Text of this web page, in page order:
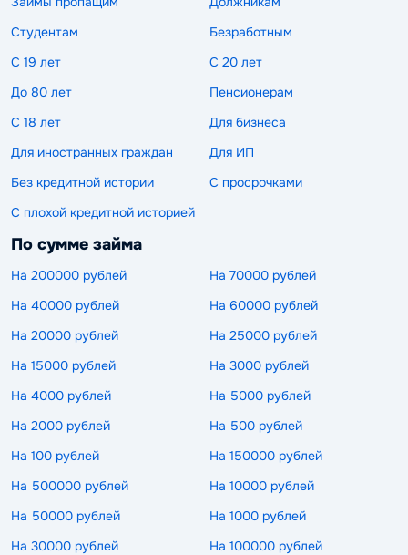
Студентам
Безработным
С 19 лет
С 20 лет
До 80 лет
Пенсионерам
С 18 лет
Для бизнеса
Для иностранных граждан
Для ИП
Без кредитной истории
С просрочками
С плохой кредитной историей
По сумме займа
На 200000 рублей
На 70000 рублей
На 40000 рублей
На 60000 рублей
На 20000 рублей
На 25000 рублей
На 15000 рублей
На 3000 рублей
На 4000 рублей
На 5000 рублей
На 2000 рублей
На 500 рублей
На 100 рублей
На 150000 рублей
На 500000 рублей
На 10000 рублей
На 50000 рублей
На 1000 рублей
На 30000 рублей
На 100000 рублей